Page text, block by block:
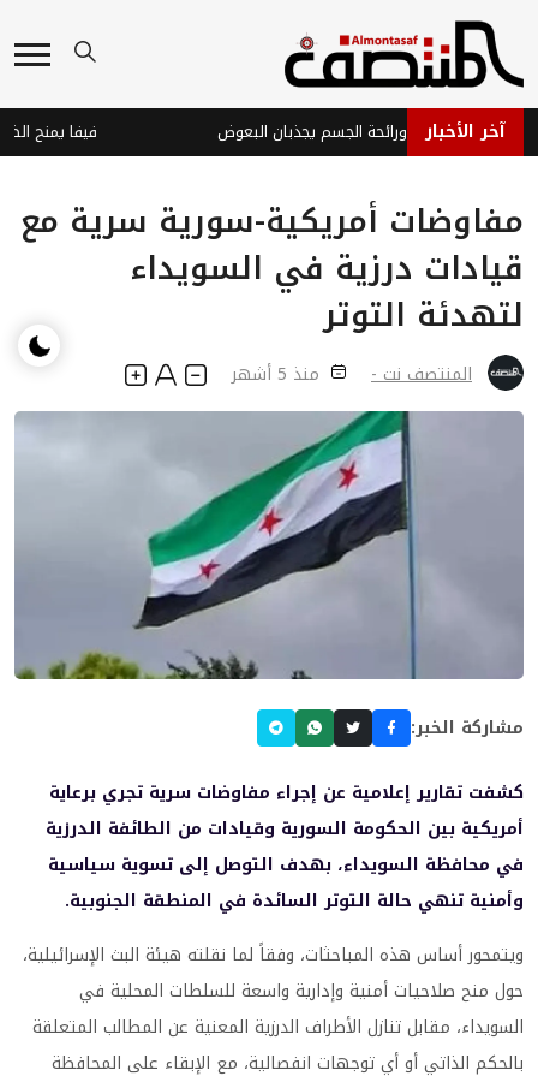
آخر الأخبار
بكتيريا الجلد ورائحة الجسم يجذبان البعوض
مفاوضات أمريكية-سورية سرية مع
قيادات درزية في السويداء
لتهدئة التوتر
المنتصف نت - منذ 5 أشهر
مشاركة الخبر:
كشفت تقارير إعلامية عن إجراء مفاوضات سرية تجري برعاية
أمريكية بين الحكومة السورية وقيادات من الطائفة الدرزية
في محافظة السويداء، بهدف التوصل إلى تسوية سياسية
وأمنية تنهي حالة التوتر السائدة في المنطقة الجنوبية.
ويتمحور أساس هذه المباحثات، وفقاً لما نقلته هيئة البث الإسرائيلية،
حول منح صلاحيات أمنية وإدارية واسعة للسلطات المحلية في
السويداء، مقابل تنازل الأطراف الدرزية المعنية عن المطالب المتعلقة
بالحكم الذاتي أو أي توجهات انفصالية، مع الإبقاء على المحافظة